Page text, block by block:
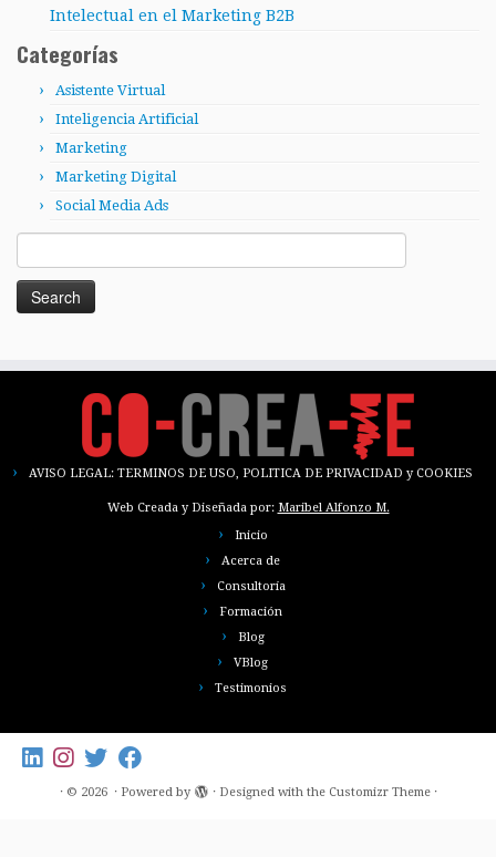
Intelectual en el Marketing B2B
Categorías
Asistente Virtual
Inteligencia Artificial
Marketing
Marketing Digital
Social Media Ads
AVISO LEGAL: TERMINOS DE USO, POLITICA DE PRIVACIDAD y COOKIES
Web Creada y Diseñada por: Maribel Alfonzo M.
Inicio
Acerca de
Consultoría
Formación
Blog
VBlog
Testimonios
· © 2026 · Powered by · Designed with the Customizr Theme·